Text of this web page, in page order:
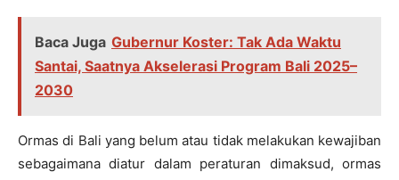
Baca Juga Gubernur Koster: Tak Ada Waktu
Santai, Saatnya Akselerasi Program Bali 2025–
2030
Ormas di Bali yang belum atau tidak melakukan kewajiban
sebagaimana diatur dalam peraturan dimaksud, ormas